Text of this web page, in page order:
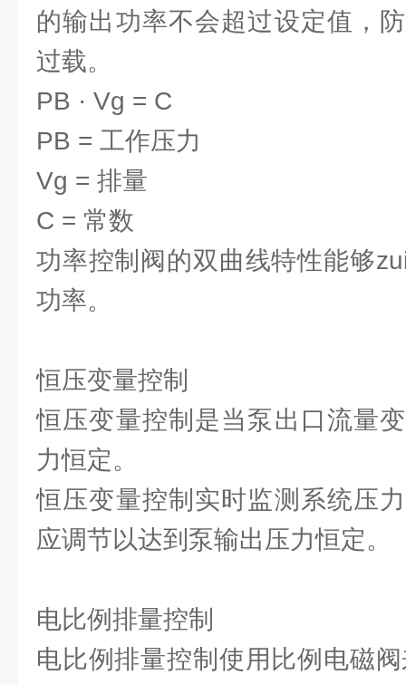
的输出功率不会超过设定值，
过载。
PB · Vg = C
PB = 工作压力
Vg = 排量
C = 常数
功率控制阀的双曲线特性能够
功率。
恒压变量控制
恒压变量控制是当泵出口流量
力恒定。
恒压变量控制实时监测系统压
应调节以达到泵输出压力恒定。
电比例排量控制
电比例排量控制使用比例电磁